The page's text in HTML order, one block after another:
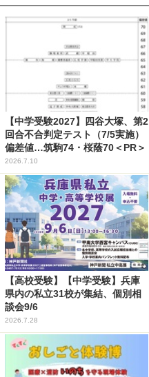
【中学受験2027】四谷大塚、第2
回合不合判定テスト（7/5実施）
偏差値…筑駒74・桜蔭70＜PR＞
2026.7.10
【高校受験】【中学受験】兵庫
県内の私立31校が集結、個別相
談会9/6
2026.7.28